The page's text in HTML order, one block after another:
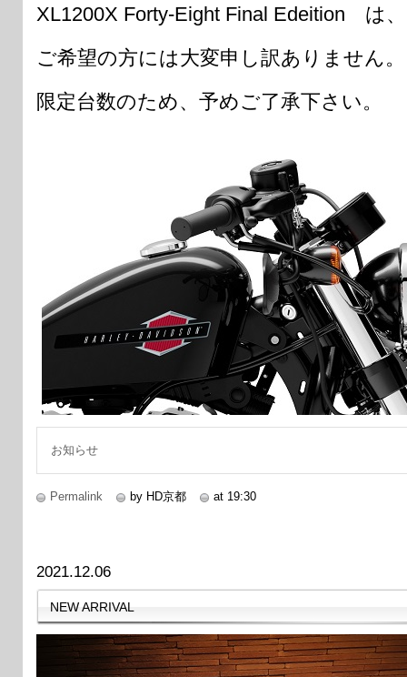
XL1200X Forty-Eight Final Edeition は
ご希望の方には大変申し訳ありません。
限定台数のため、予めご了承下さい。
お知らせ
Permalink by HD京都 at 19:30
2021.12.06
NEW ARRIVAL